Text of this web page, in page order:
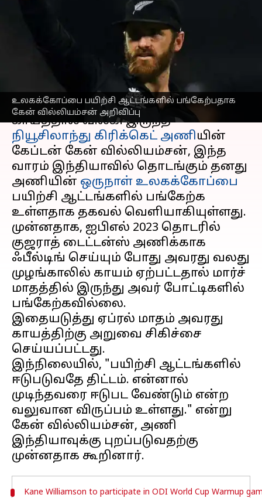
உலகக்கோப்பை பயிற்சி ஆட்டங்களில் பங்கேற்பதாக
கேன் வில்லியம்சன் அறிவிப்பு
பங்கேற்பதாக கேன்
வில்லியம்சன் அறிவிப்பு
Sekar Chinnappan Sep 27, 2023
செய்தி முன்னோட்டம்
காயத்தால் விலகி இருந்த
நியூசிலாந்து கிரிக்கெட் அணியின்
கேப்டன் கேன் வில்லியம்சன், இந்த
வாரம் இந்தியாவில் தொடங்கும் தனது
அணியின் ஒருநாள் உலகக்கோப்பை
பயிற்சி ஆட்டங்களில் பங்கேற்க
உள்ளதாக தகவல் வெளியாகியுள்ளது.
முன்னதாக, ஐபிஎல் 2023 தொடரில்
குஜராத் டைட்டன்ஸ் அணிக்காக
ஃபீல்டிங் செய்யும் போது அவரது வலது
முழங்காலில் காயம் ஏற்பட்டதால் மார்ச்
மாதத்தில் இருந்து அவர் போட்டிகளில்
பங்கேற்கவில்லை.
இதையடுத்து ஏப்ரல் மாதம் அவரது
காயத்திற்கு அறுவை சிகிச்சை
செய்யப்பட்டது.
இந்நிலையில், "பயிற்சி ஆட்டங்களில்
ஈடுபடுவதே திட்டம். என்னால்
முடிந்தவரை ஈடுபட வேண்டும் என்ற
வலுவான விருப்பம் உள்ளது." என்று
கேன் வில்லியம்சன், அணி
இந்தியாவுக்கு புறப்படுவதற்கு
Kane Williamson to participate in ODI World Cup Warmup